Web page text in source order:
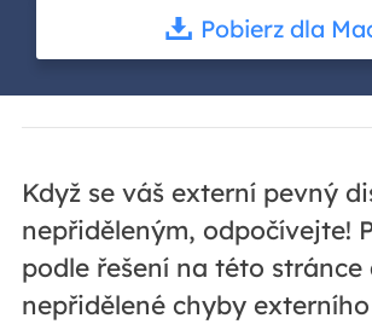
Pobierz dla
Když se váš externí pevný
nepřiděleným, odpočívejte!
podle řešení na této
nepřidělené chyby